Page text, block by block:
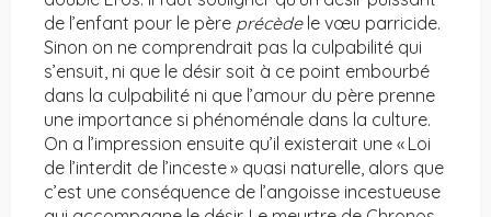
de l’enfant pour le père précèdele vœu parricide.
Sinon on ne comprendrait pas la culpabilité qui
s’ensuit, ni que le désir soit à ce point embourbé
dans la culpabilité ni que l’amour du père prenne
une importance si phénoménale dans la culture.
On a l’impression ensuite qu’il existerait une « Loi
de l’interdit de l’inceste » quasi naturelle, alors que
c’est une conséquence de l’angoisse incestueuse